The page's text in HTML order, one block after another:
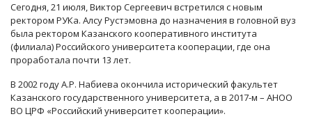
Сегодня, 21 июля, Виктор Сергеевич встретился с новым
ректором РУКа. Алсу Рустэмовна до назначения в головной вуз
была ректором Казанского кооперативного института
(филиала) Российского университета кооперации, где она
проработала почти 13 лет.
В 2002 году А.Р. Набиева окончила исторический факультет
Казанского государственного университета, а в 2017-м – АНОО
ВО ЦРФ «Российский университет кооперации».